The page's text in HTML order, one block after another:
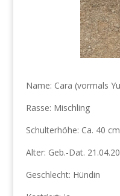
Name: Cara (vormals
Rasse: Mischling
Schulterhöhe: Ca. 40
Alter: Geb.-Dat.
Geschlecht: Hündin